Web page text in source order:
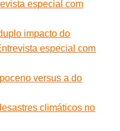
especial com
impacto do
especial com
versus a do
climáticos no